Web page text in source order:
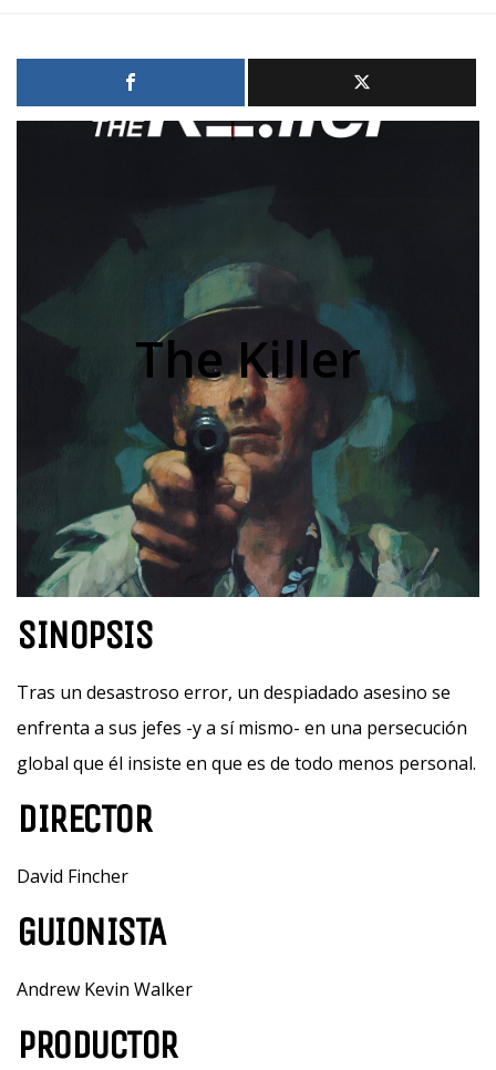
The Killer
SINOPSIS
Tras un desastroso error, un despiadado asesino se
enfrenta a sus jefes -y a sí mismo- en una persecución
global que él insiste en que es de todo menos personal.
DIRECTOR
David Fincher
GUIONISTA
Andrew Kevin Walker
PRODUCTOR